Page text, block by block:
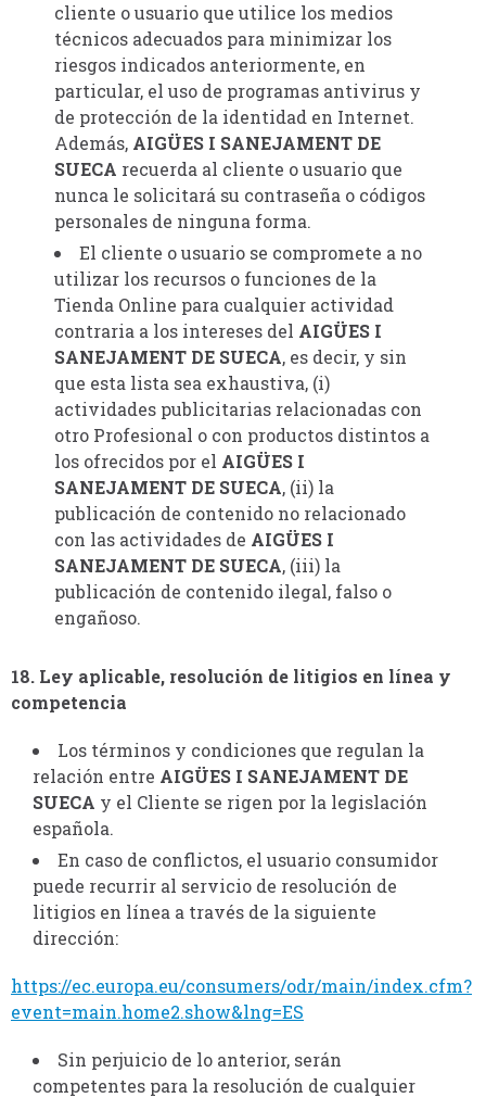
cliente o usuario que utilice los medios
técnicos adecuados para minimizar los
riesgos indicados anteriormente, en
particular, el uso de programas antivirus y
de protección de la identidad en Internet.
Además, AIGÜES I SANEJAMENT DE
SUECA recuerda al cliente o usuario que
nunca le solicitará su contraseña o códigos
personales de ninguna forma.
El cliente o usuario se compromete a no
utilizar los recursos o funciones de la
Tienda Online para cualquier actividad
contraria a los intereses del AIGÜES I
SANEJAMENT DE SUECA, es decir, y sin
que esta lista sea exhaustiva, (i)
actividades publicitarias relacionadas con
otro Profesional o con productos distintos a
los ofrecidos por el AIGÜES I
SANEJAMENT DE SUECA, (ii) la
publicación de contenido no relacionado
con las actividades de AIGÜES I
SANEJAMENT DE SUECA, (iii) la
publicación de contenido ilegal, falso o
engañoso.
18. Ley aplicable, resolución de litigios en línea y
competencia
Los términos y condiciones que regulan la
relación entre AIGÜES I SANEJAMENT DE
SUECA y el Cliente se rigen por la legislación
española.
En caso de conflictos, el usuario consumidor
puede recurrir al servicio de resolución de
litigios en línea a través de la siguiente
dirección:
https://ec.europa.eu/consumers/odr/main/index.cfm?
event=main.home2.show&lng=ES
Sin perjuicio de lo anterior, serán
competentes para la resolución de cualquier